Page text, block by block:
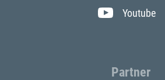
Youtube
Partner